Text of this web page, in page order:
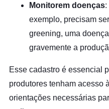
Monitorem doenças:
exemplo, precisam
greening, uma
gravemente a
Esse cadastro é essencial
produtores tenham acesso
orientações necessárias